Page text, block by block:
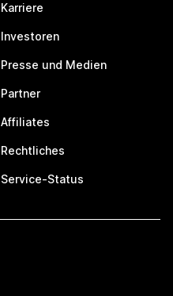
Karriere
Investoren
Presse und Medien
Partner
Affiliates
Rechtliches
Service-Status